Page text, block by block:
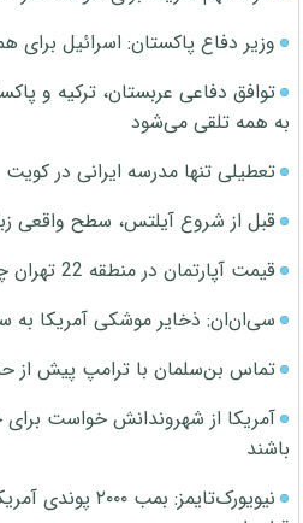
وزیر دفاع پاکستان: اسرائیل
توافق دفاعی عربستان، ترکیه و
به همه تلقی می‌شود
تعطیلی تنها مدرسه ایرانی در کویت
قبل از شروع آیلتس، سطح واقعی
قیمت آپارتمان در منطقه 22 تهران چقدر است؟
سی‌ان‌ان: ذخایر موشکی آمریکا
تماس بن‌سلمان با ترامپ پیش از
آمریکا از شهروندانش خواست برای
باشند
نیویورک‌تایمز: